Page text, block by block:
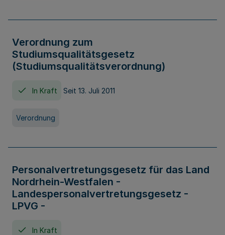
Verordnung zum
Studiumsqualitätsgesetz
(Studiumsqualitätsverordnung)
In Kraft Seit 13. Juli 2011
Verordnung
Personalvertretungsgesetz für das Land
Nordrhein-Westfalen -
Landespersonalvertretungsgesetz -
LPVG -
In Kraft